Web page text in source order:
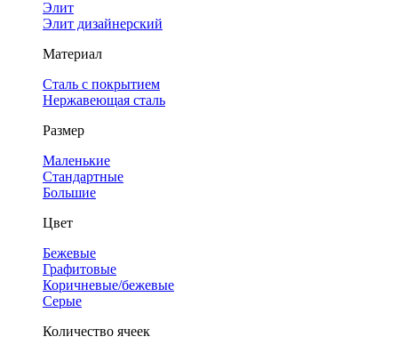
Элит
Элит дизайнерский
Материал
Сталь с покрытием
Нержавеющая сталь
Размер
Маленькие
Стандартные
Большие
Цвет
Бежевые
Графитовые
Коричневые/бежевые
Серые
Количество ячеек